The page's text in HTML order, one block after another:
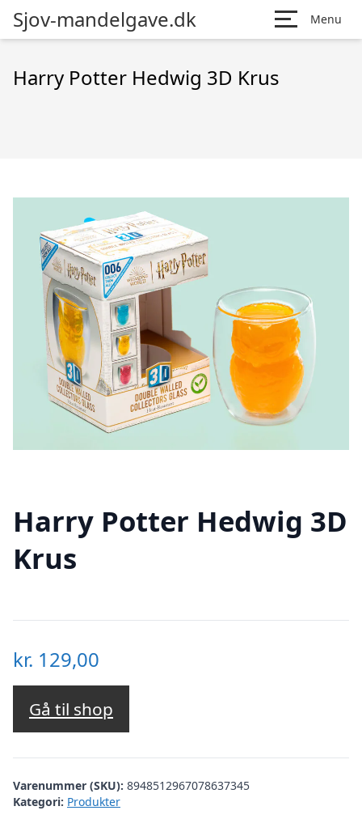
Sjov-mandelgave.dk Menu
Harry Potter Hedwig 3D Krus
Harry Potter Hedwig 3D
Krus
kr. 129,00
Gå til shop
Varenummer (SKU): 8948512967078637345
Kategori: Produkter